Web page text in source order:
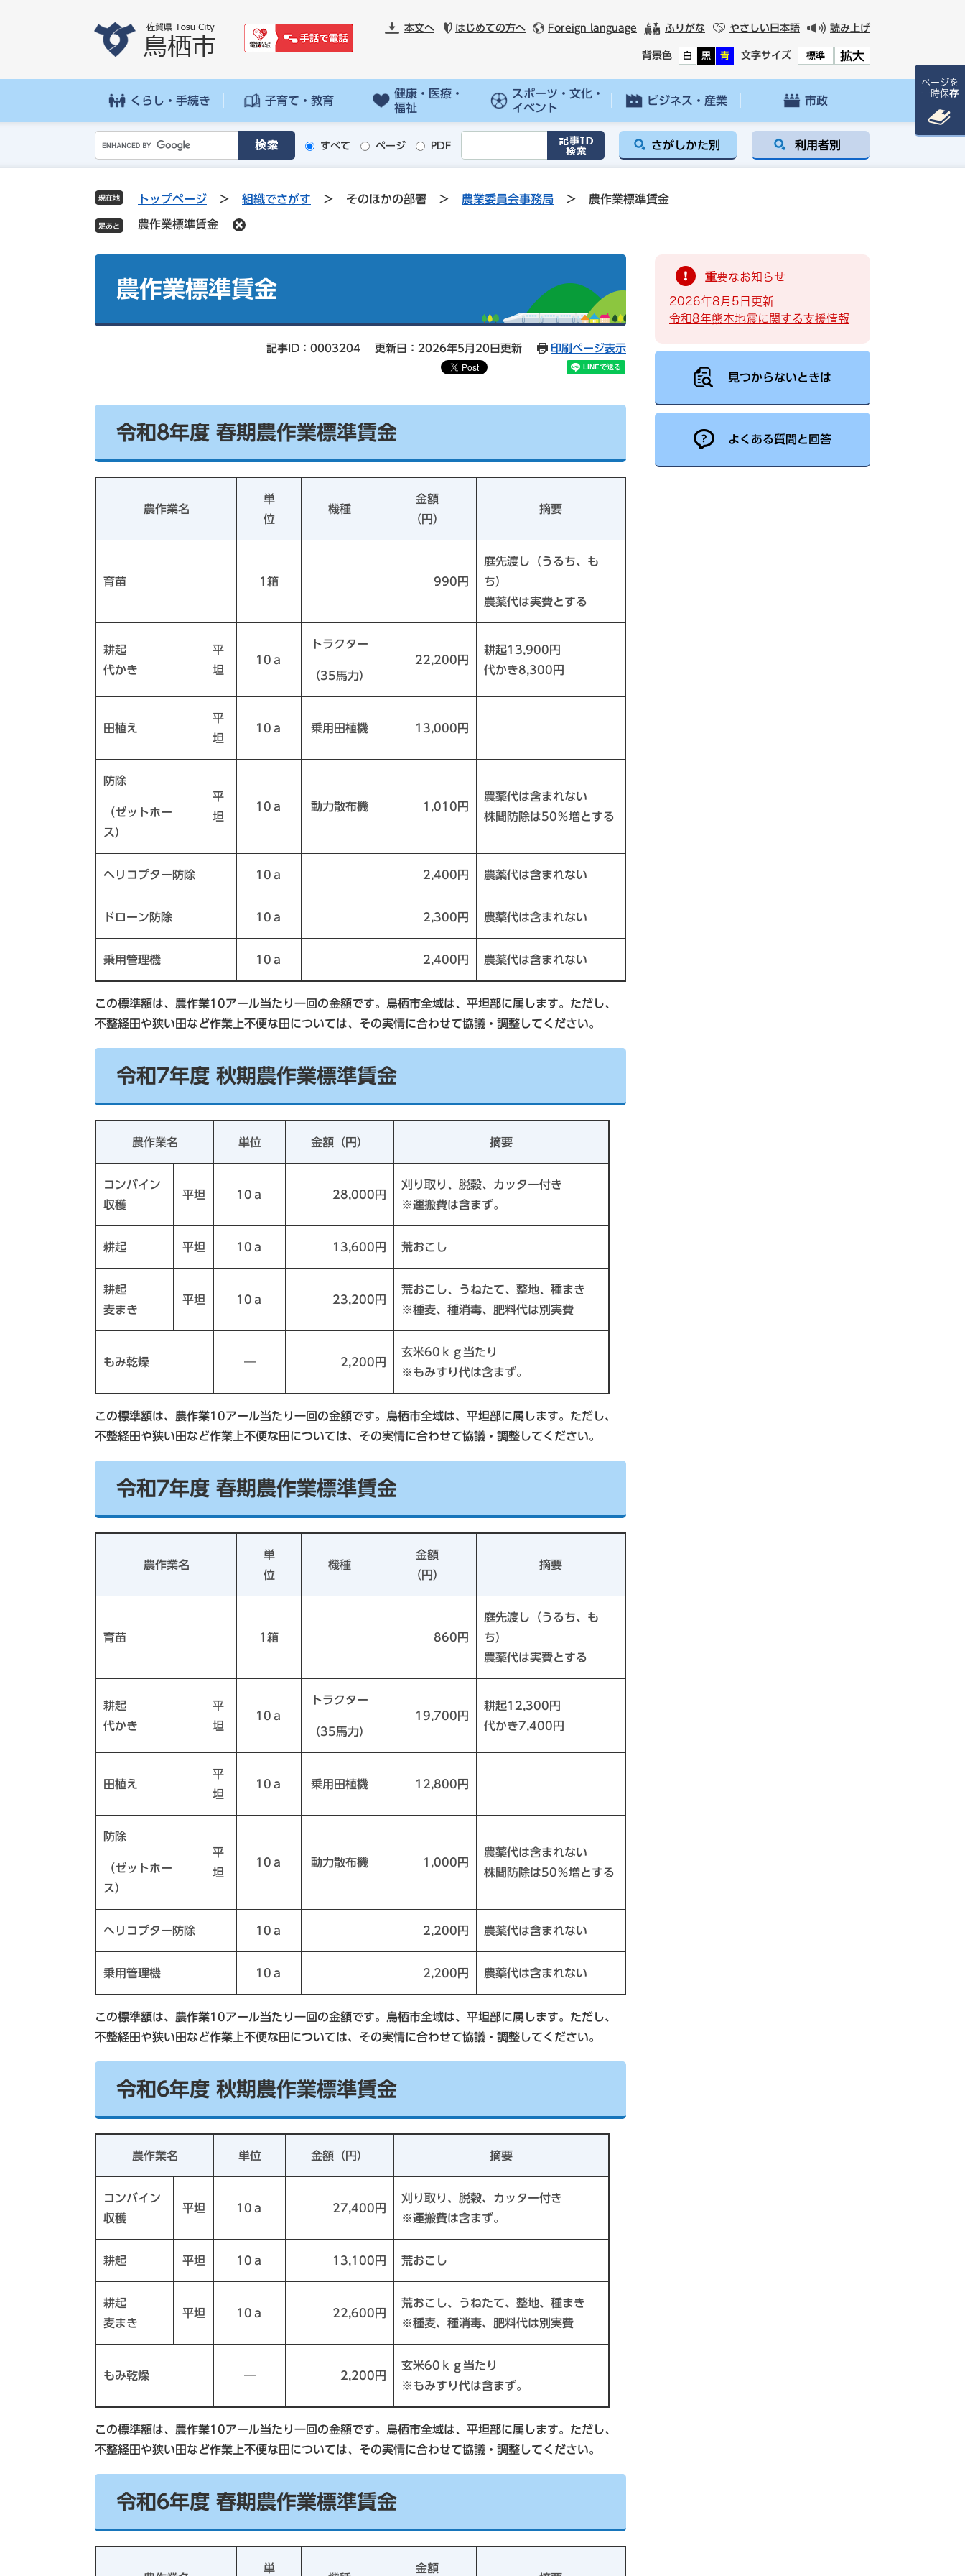
先
を
本文へ はじめての方へ Foreign language ふりがな やさしい日本語 読み上げ
背景色 白 黒 青 文字サイズ 標準 拡大
くらし・手続き 子育て・教育
健康・医療・
福祉
スポーツ・文化・
イベント
ビジネス・産業 市政
o
g
l
e
ス
索
すべて ページ PDF さがしかた別 利用者別
現在地 トップページ > 組織でさがす > そのほかの部署 > 農業委員会事務局 > 農作業標準賃金
農作業標準賃金
農作業標準賃金
記事ID：0003204 更新日：2026年5月20日更新 印刷ページ表示
令和8年度 春期農作業標準賃金
農作業名
単
位
機種
金額
（円）
摘要
育苗 1箱 990円
庭先渡し（うるち、も
ち）
農薬代は実費とする
耕起
代かき
平
坦
10ａ
トラクター
（35馬力）
22,200円
耕起13,900円
代かき8,300円
田植え
平
坦
10ａ 乗用田植機 13,000円
防除
（ゼットホー
ス）
平
坦
10ａ 動力散布機 1,010円
農薬代は含まれない
株間防除は50％増とする
ヘリコプター防除 10ａ 2,400円 農薬代は含まれない
ドローン防除 10ａ 2,300円 農薬代は含まれない
乗用管理機 10ａ 2,400円 農薬代は含まれない
この標準額は、農作業10アール当たり一回の金額です。鳥栖市全域は、平坦部に属します。ただし、
不整経田や狭い田など作業上不便な田については、その実情に合わせて協議・調整してください。
令和7年度 秋期農作業標準賃金
農作業名 単位 金額（円） 摘要
コンバイン
収穫
平坦 10ａ 28,000円
刈り取り、脱穀、カッター付き
※運搬費は含まず。
耕起 平坦 10ａ 13,600円 荒おこし
耕起
麦まき
平坦 10ａ 23,200円
荒おこし、うねたて、整地、種まき
※種麦、種消毒、肥料代は別実費
もみ乾燥 ― 2,200円
玄米60ｋｇ当たり
※もみすり代は含まず。
この標準額は、農作業10アール当たり一回の金額です。鳥栖市全域は、平坦部に属します。ただし、
不整経田や狭い田など作業上不便な田については、その実情に合わせて協議・調整してください。
令和7年度 春期農作業標準賃金
農作業名
単
位
機種
金額
（円）
摘要
育苗 1箱 860円
庭先渡し（うるち、も
ち）
農薬代は実費とする
耕起
代かき
平
坦
10ａ
トラクター
（35馬力）
19,700円
耕起12,300円
代かき7,400円
田植え
平
坦
10ａ 乗用田植機 12,800円
防除
（ゼットホー
ス）
平
坦
10ａ 動力散布機 1,000円
農薬代は含まれない
株間防除は50％増とする
ヘリコプター防除 10ａ 2,200円 農薬代は含まれない
乗用管理機 10ａ 2,200円 農薬代は含まれない
この標準額は、農作業10アール当たり一回の金額です。鳥栖市全域は、平坦部に属します。ただし、
不整経田や狭い田など作業上不便な田については、その実情に合わせて協議・調整してください。
令和6年度 秋期農作業標準賃金
農作業名 単位 金額（円） 摘要
コンバイン
収穫
平坦 10ａ 27,400円
刈り取り、脱穀、カッター付き
※運搬費は含まず。
耕起 平坦 10ａ 13,100円 荒おこし
耕起
麦まき
平坦 10ａ 22,600円
荒おこし、うねたて、整地、種まき
※種麦、種消毒、肥料代は別実費
もみ乾燥 ― 2,200円
玄米60ｋｇ当たり
※もみすり代は含まず。
この標準額は、農作業10アール当たり一回の金額です。鳥栖市全域は、平坦部に属します。ただし、
不整経田や狭い田など作業上不便な田については、その実情に合わせて協議・調整してください。
令和6年度 春期農作業標準賃金
単
金額
重要なお知らせ
2026年8月5日更新
令和8年熊本地震に関する支援情報
見つからないときは
よくある質問と回答
ページを
一時保存